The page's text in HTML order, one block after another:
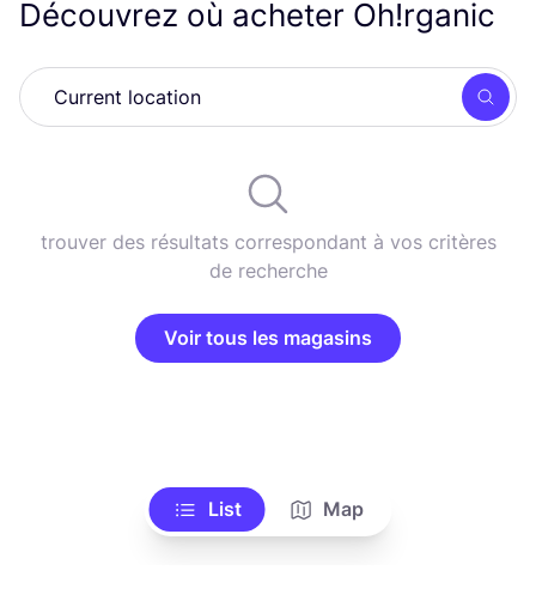
Découvrez où acheter Oh!rganic
trouver des résultats correspondant à vos critères
de recherche
Voir tous les magasins
List Map